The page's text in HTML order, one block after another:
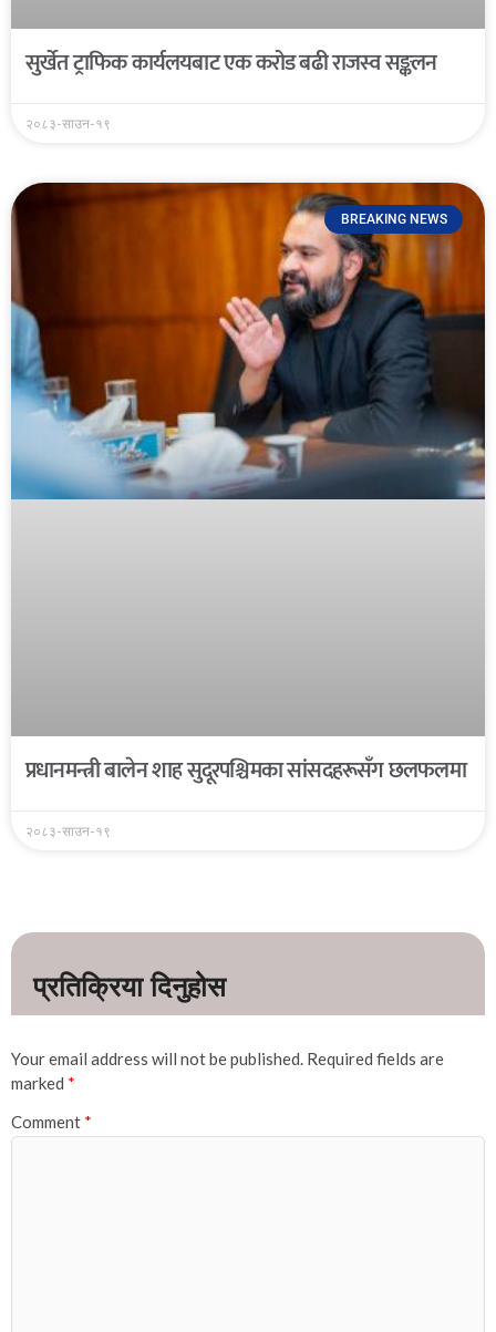
सुर्खेत ट्राफिक कार्यलयबाट एक करोड बढी राजस्व सङ्कलन
२०८३-साउन-१९
BREAKING NEWS
प्रधानमन्त्री बालेन शाह सुदूरपश्चिमका सांसदहरूसँग छलफलमा
२०८३-साउन-१९
Your email address will not be published. Required fields are
marked *
Comment *